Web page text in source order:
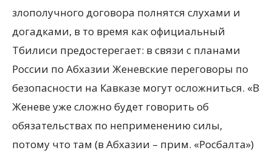
злополучного договора полнятся слухами и
догадками, в то время как официальный
Тбилиси предостерегает: в связи с планами
России по Абхазии Женевские переговоры по
безопасности на Кавказе могут осложниться. «В
Женеве уже сложно будет говорить об
обязательствах по неприменению силы,
потому что там (в Абхазии – прим. «Росбалта»)